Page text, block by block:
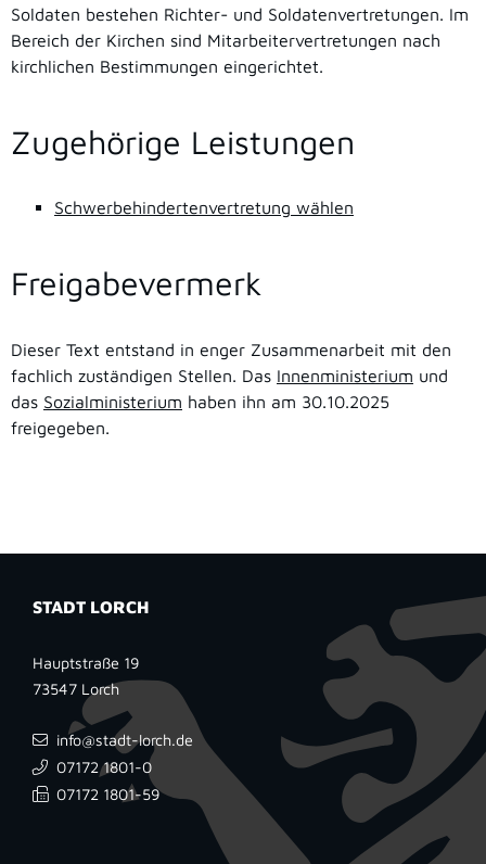
Soldaten bestehen Richter- und Soldatenvertretungen. Im
Bereich der Kirchen sind Mitarbeitervertretungen nach
kirchlichen Bestimmungen eingerichtet.
Zugehörige Leistungen
Schwerbehindertenvertretung wählen
Freigabevermerk
Dieser Text entstand in enger Zusammenarbeit mit den
fachlich zuständigen Stellen. Das Innenministerium und
das Sozialministerium haben ihn am 30.10.2025
freigegeben.
STADT LORCH
Hauptstraße 19
73547 Lorch
info@stadt-lorch.de
07172 1801-0
07172 1801-59